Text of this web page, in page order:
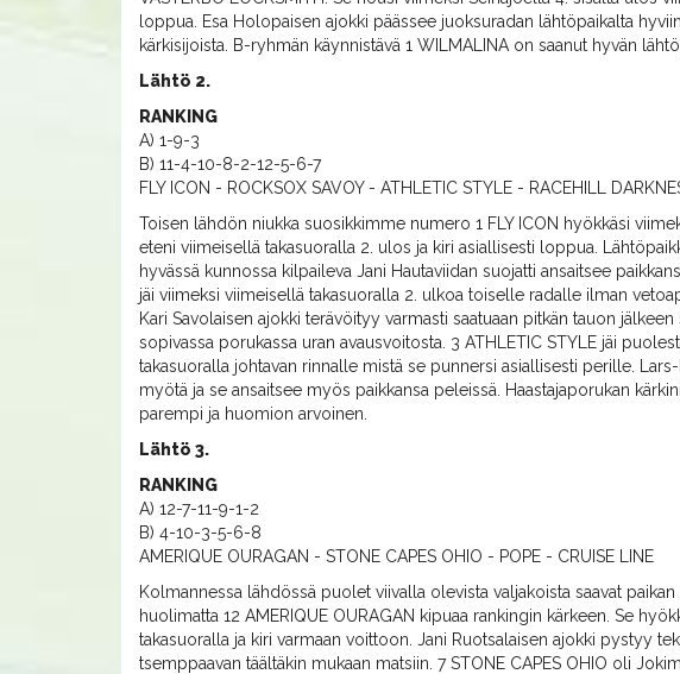
loppua. Esa Holopaisen ajokki päässee juoksuradan lähtöpaikalta
kärkisijoista. B-ryhmän käynnistävä 1 WILMALINA on saanut hyvän
Lähtö 2.
RANKING
A) 1-9-3
B) 11-4-10-8-2-12-5-6-7
FLY ICON - ROCKSOX SAVOY - ATHLETIC STYLE - RACEHILL
Toisen lähdön niukka suosikkimme numero 1 FLY ICON hyökkäsi
eteni viimeisellä takasuoralla 2. ulos ja kiri asiallisesti loppua.
hyvässä kunnossa kilpaileva Jani Hautaviidan suojatti ansaitsee
jäi viimeksi viimeisellä takasuoralla 2. ulkoa toiselle radalle ilman
Kari Savolaisen ajokki terävöityy varmasti saatuaan pitkän tauon
sopivassa porukassa uran avausvoitosta. 3 ATHLETIC STYLE jäi
takasuoralla johtavan rinnalle mistä se punnersi asiallisesti perille.
myötä ja se ansaitsee myös paikkansa peleissä. Haastajaporukan
parempi ja huomion arvoinen.
Lähtö 3.
RANKING
A) 12-7-11-9-1-2
B) 4-10-3-5-6-8
AMERIQUE OURAGAN - STONE CAPES OHIO - POPE - CRUISE LINE
Kolmannessa lähdössä puolet viivalla olevista valjakoista saavat
huolimatta 12 AMERIQUE OURAGAN kipuaa rankingin kärkeen. Se
takasuoralla ja kiri varmaan voittoon. Jani Ruotsalaisen ajokki pystyy
tsemppaavan täältäkin mukaan matsiin. 7 STONE CAPES OHIO oli